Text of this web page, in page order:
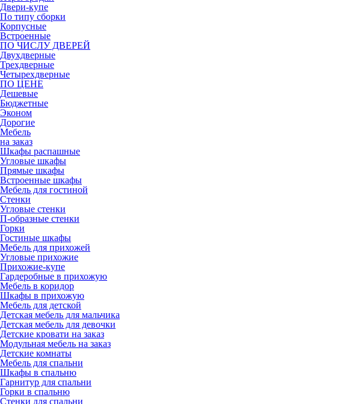
Двери-купе
По типу сборки
Корпусные
Встроенные
ПО ЧИСЛУ ДВЕРЕЙ
Двухдверные
Трехдверные
Четырехдверные
ПО ЦЕНЕ
Дешевые
Бюджетные
Эконом
Дорогие
Мебель
на заказ
Шкафы распашные
Угловые шкафы
Прямые шкафы
Встроенные шкафы
Мебель для гостиной
Стенки
Угловые стенки
П-образные стенки
Горки
Гостиные шкафы
Мебель для прихожей
Угловые прихожие
Прихожие-купе
Гардеробные в прихожую
Мебель в коридор
Шкафы в прихожую
Мебель для детской
Детская мебель для мальчика
Детская мебель для девочки
Детские кровати на заказ
Модульная мебель на заказ
Детские комнаты
Мебель для спальни
Шкафы в спальню
Гарнитур для спальни
Горки в спальню
Стенки для спальни